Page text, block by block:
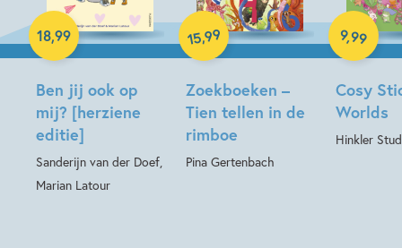
Ben jij ook op
mij? [herziene
editie]
Sanderijn van der Doef,
Marian Latour
18,99
Hardcover
Zoekboeken –
Tien tellen in de
rimboe
Pina Gertenbach
15,99
Hardcover
Cosy
Worlds
Hinkler
9,99
Paperback